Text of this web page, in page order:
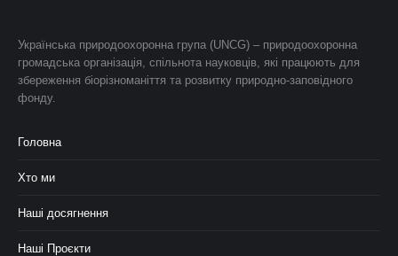
Українська природоохоронна група (UNCG) – природоохоронна
громадська організація, спільнота науковців, які працюють для
збереження біорізноманіття та розвитку природно-заповідного
фонду.
Головна
Хто ми
Наші досягнення
Наші Проєкти